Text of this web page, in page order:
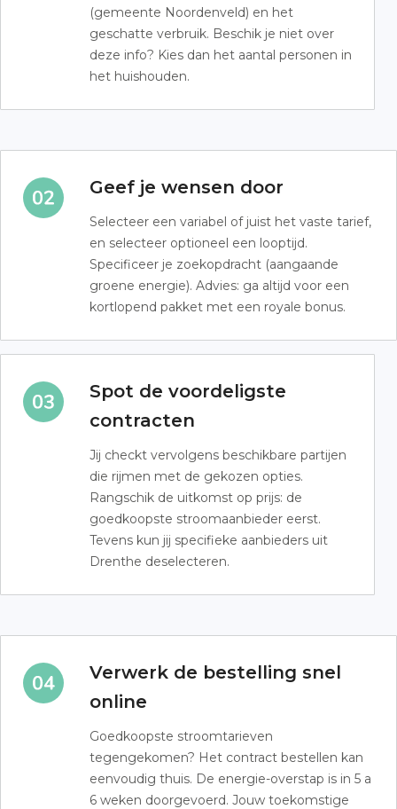
(gemeente Noordenveld) en het
geschatte verbruik. Beschik je niet over
deze info? Kies dan het aantal personen in
het huishouden.
Geef je wensen door
Selecteer een variabel of juist het vaste tarief,
en selecteer optioneel een looptijd.
Specificeer je zoekopdracht (aangaande
groene energie). Advies: ga altijd voor een
kortlopend pakket met een royale bonus.
Spot de voordeligste
contracten
Jij checkt vervolgens beschikbare partijen
die rijmen met de gekozen opties.
Rangschik de uitkomst op prijs: de
goedkoopste stroomaanbieder eerst.
Tevens kun jij specifieke aanbieders uit
Drenthe deselecteren.
Verwerk de bestelling snel
online
Goedkoopste stroomtarieven
tegengekomen? Het contract bestellen kan
eenvoudig thuis. De energie-overstap is in 5 a
6 weken doorgevoerd. Jouw toekomstige